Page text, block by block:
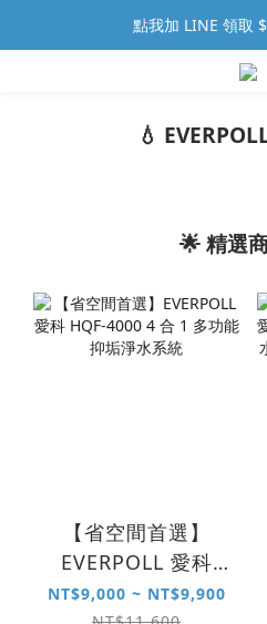
點我加 LINE 領取
💧
🌟 精選
【省空間首選】
EVERPOLL 愛科
HQF-4000 4 合 1
NT$9,000 ~ NT$9,900